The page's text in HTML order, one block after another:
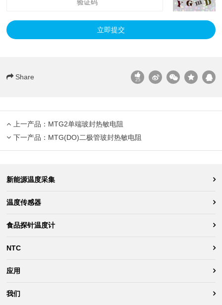
立即提交
Share 25
上一产品： MTG2单端玻封热敏电阻
下一产品： MTG(DO)二极管玻封热敏电阻
新能源温度采集
温度传感器
食品探针温度计
NTC
应用
我们